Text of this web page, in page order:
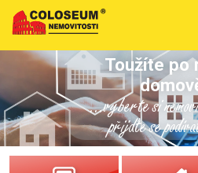
Toužíte po
...vyberte si
přijďte se